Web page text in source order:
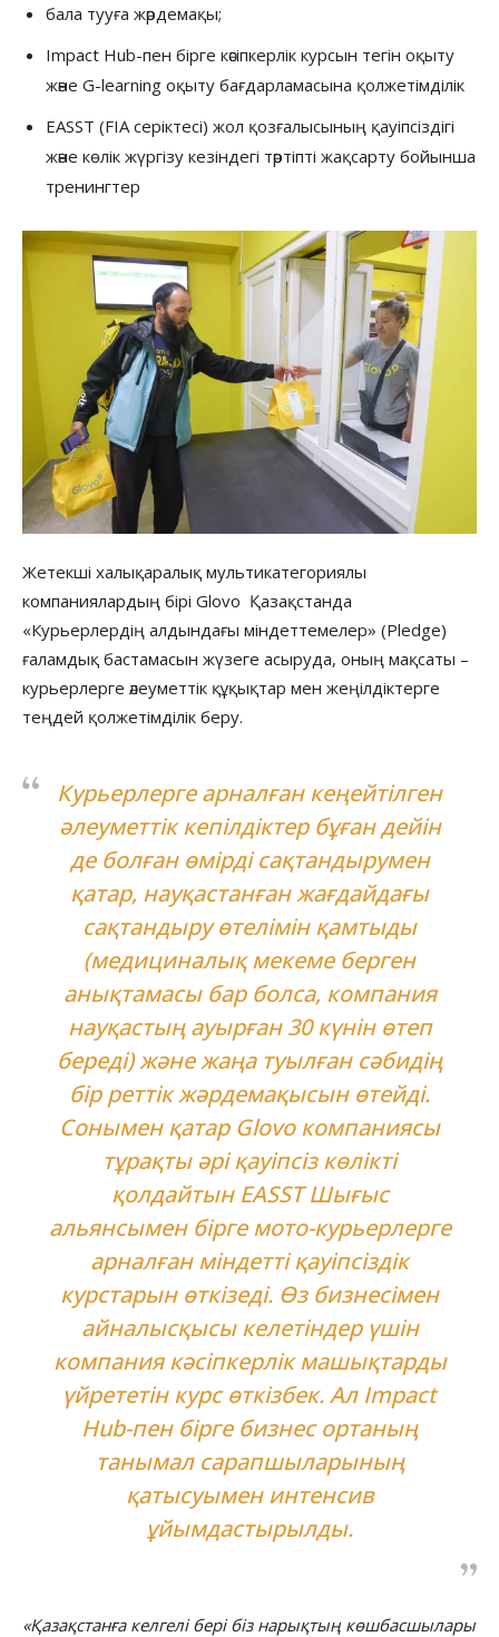
бала тууға жәрдемақы;
Impact Hub-пен бірге кәсіпкерлік курсын тегін оқыту
және G-learning оқыту бағдарламасына қолжетімділік
EASST (FIA серіктесі) жол қозғалысының қауіпсіздігі
және көлік жүргізу кезіндегі тәртіпті жақсарту бойынша
тренингтер
Жетекші халықаралық мультикатегориялы
компаниялардың бірі Glovo Қазақстанда
«Курьерлердің алдындағы міндеттемелер» (Pledge)
ғаламдық бастамасын жүзеге асыруда, оның мақсаты –
курьерлерге әлеуметтік құқықтар мен жеңілдіктерге
теңдей қолжетімділік беру.
Курьерлерге арналған кеңейтілген
әлеуметтік кепілдіктер бұған дейін
де болған өмірді сақтандырумен
қатар, науқастанған жағдайдағы
сақтандыру өтелімінқамтыды
(медициналық мекеме берген
анықтамасы бар болса, компания
науқастың ауырған 30 күнін өтеп
береді) және жаңа туылған сәбидің
бір реттік жәрдемақысын өтейді.
Сонымен қатар Glovo компаниясы
тұрақты әрі қауіпсіз көлікті
қолдайтын EASST Шығыс
альянсымен бірге мото-курьерлерге
арналған міндетті қауіпсіздік
курстарын өткізеді. Өз бизнесімен
айналысқысы келетіндер үшін
компания кәсіпкерлік машықтарды
үйрететін курс өткізбек. Ал Impact
Hub-пен бірге бизнес ортаның
танымал сарапшыларының
қатысуымен интенсив
ұйымдастырылды.
«Қазақстанға келгелі бері біз нарықтың көшбасшылары